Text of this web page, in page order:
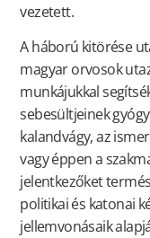
vezetett.
A háború kitörése
magyar orvosok
munkájukkal
sebesültjeinek
kalandvágy, az
vagy éppen a
jelentkezőket
politikai és katonai
jellemvonásaik